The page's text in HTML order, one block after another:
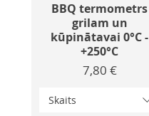
BBQ termometrs
grilam un
kūpinātavai 0°C -
+250°C
Cena
7,80 €
Skaits